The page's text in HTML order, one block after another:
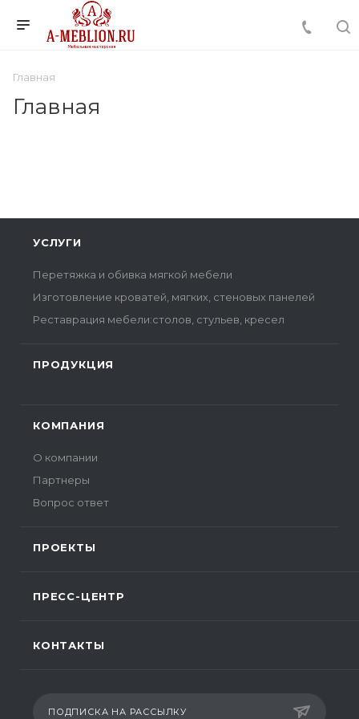
Главная
Главная
УСЛУГИ
Перетяжка и обивка мягкой мебели
Изготовление кроватей, мягких, стеновых панелей
Реставрация мебели:столов, стульев, кресел
ПРОДУКЦИЯ
КОМПАНИЯ
О компании
Партнеры
Вопрос ответ
ПРОЕКТЫ
ПРЕСС-ЦЕНТР
КОНТАКТЫ
ПОДПИСКА НА РАССЫЛКУ